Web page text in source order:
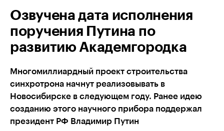
Озвучена дата исполнения
поручения Путина по
развитию Академгородка
Многомиллиардный проект строительства
синхротрона начнут реализовывать в
Новосибирске в следующем году. Ранее идею
созданию этого научного прибора поддержал
президент РФ Владимир Путин